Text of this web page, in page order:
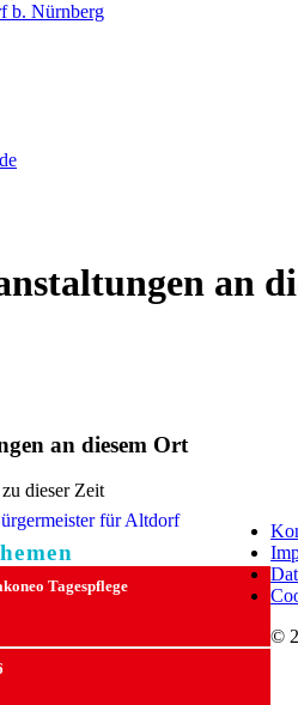
an
an diesem Ort
dieser Zeit
Tagespflege
©